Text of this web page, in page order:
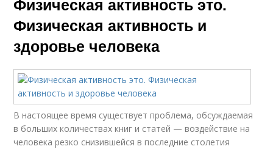
Физическая активность это.
Физическая активность и
здоровье человека
В настоящее время существует проблема, обсуждаемая
в больших количествах книг и статей — воздействие на
человека резко снизившейся в последние столетия